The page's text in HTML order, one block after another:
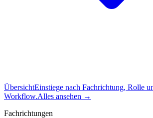
ÜbersichtEinstiege nach Fachrichtung, Rolle
Workflow.Alles ansehen →
Fachrichtungen